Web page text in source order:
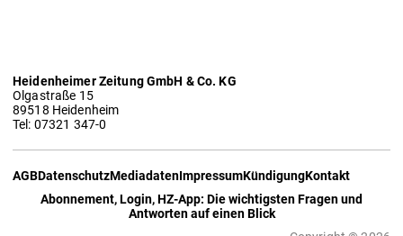
Heidenheimer Zeitung GmbH & Co. KG
Olgastraße 15
89518 Heidenheim
Tel: 07321 347-0
AGBDatenschutzMediadatenImpressumKündigungKontakt
Abonnement, Login, HZ-App: Die wichtigsten Fragen und
Antworten auf einen Blick